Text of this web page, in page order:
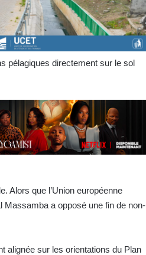
pélagiques directement sur le sol
Alors que l’Union européenne
Massamba a opposé une fin de non-
alignée sur les orientations du Plan